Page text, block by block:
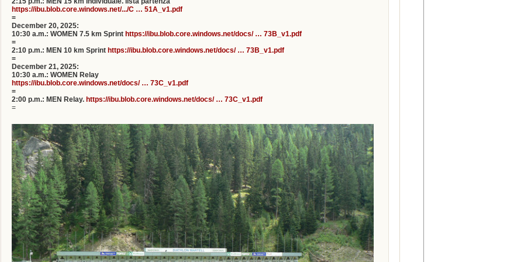
https://ibu.blob.core.windows.net/.../C … 51A_v1.pdf
=
December 20, 2025:
10:30 a.m.: WOMEN 7.5 km Sprint https://ibu.blob.core.windows.net/docs/ … 73B_v1.pdf
=
2:10 p.m.: MEN 10 km Sprint https://ibu.blob.core.windows.net/docs/ … 73B_v1.pdf
=
December 21, 2025:
10:30 a.m.: WOMEN Relay
https://ibu.blob.core.windows.net/docs/ … 73C_v1.pdf
=
2:00 p.m.: MEN Relay. https://ibu.blob.core.windows.net/docs/ … 73C_v1.pdf
=